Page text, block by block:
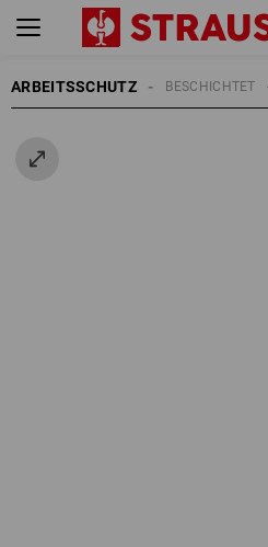
ARBEITSSCHUTZ BESCHICHTET
HANDSCHUHE